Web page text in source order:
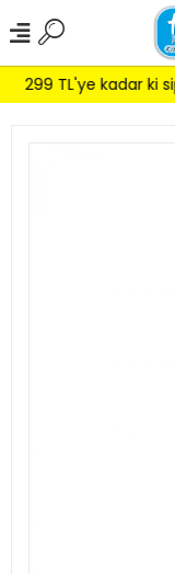
299 TL'ye kadar ki